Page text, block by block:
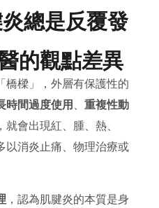
總是反覆發
的觀點差異
橋樑」，外層有保護性的
時間過度使用、重複性動
會出現紅、腫、熱、
以消炎止痛、物理治療或
，認為肌腱炎的本質是身